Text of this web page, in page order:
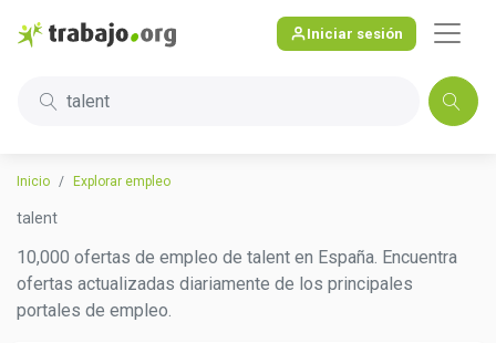
Iniciar sesión
talent
Inicio Explorar empleo
talent
10,000 ofertas de empleo de talent en España. Encuentra
ofertas actualizadas diariamente de los principales
portales de empleo.